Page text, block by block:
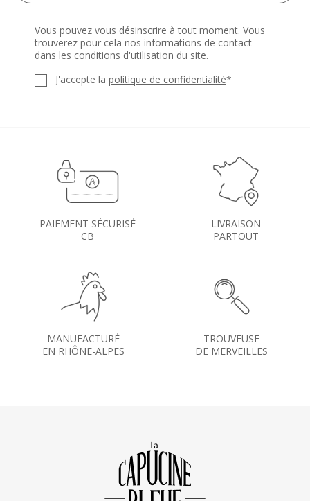
Vous pouvez vous désinscrire à tout moment. Vous
trouverez pour cela nos informations de contact
dans les conditions d'utilisation du site.
J'accepte la politique de confidentialité*
PAIEMENT SÉCURISÉ
CB
LIVRAISON
PARTOUT
MANUFACTURÉ
EN RHÔNE-ALPES
TROUVEUSE
DE MERVEILLES